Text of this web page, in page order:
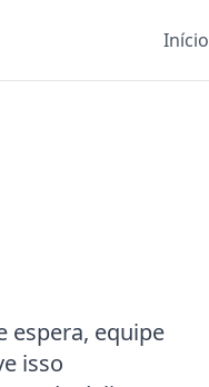
Início
espera, equipe
isso